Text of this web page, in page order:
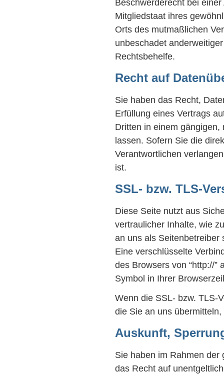
Beschwerderecht bei
Mitgliedstaat ihres
Orts des mutmaßlichen
unbeschadet
Rechtsbehelfe.
Recht auf
Sie haben das Recht,
Erfüllung eines Vertrags
Dritten in einem
lassen. Sofern Sie die
Verantwortlichen
ist.
SSL- bzw. TLS-
Diese Seite nutzt aus
vertraulicher Inhalte, wie
an uns als Seitenbetreiber
Eine verschlüsselte
des Browsers von “http://”
Symbol in Ihrer
Wenn die SSL- bzw. TLS-
die Sie an uns
Auskunft,
Sie haben im Rahmen
das Recht auf